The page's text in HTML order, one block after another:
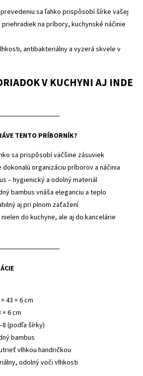
sa ľahko prispôsobí šírke vašej
priehradiek na príbory, kuchynské náčinie
antibakteriálny a vyzerá skvele v
V KUCHYNI AJ INDE
TENTO PRÍBORNÍK?
sa prispôsobí väčšine zásuviek
organizáciu príborov a náčinia
– hygienický a odolný materiál
bambus vnáša eleganciu a teplo
aj pri plnom zaťažení
do kuchyne, ale aj do kancelárie
43 × 6 cm
6 cm
(podľa šírky)
bambus
vlhkou handričkou
odolný voči vlhkosti